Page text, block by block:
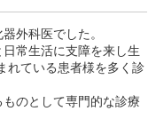
外科医でした。
常生活に支障を来し生
れている患者様を多く診
のとして専門的な診療